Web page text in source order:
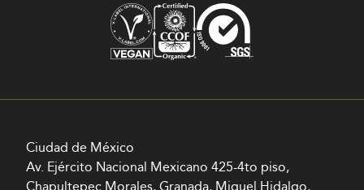
Ciudad de México
Av. Ejército Nacional Mexicano 425-4to piso,